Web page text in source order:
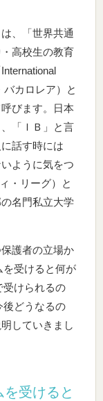
、「世界共通
高校生の教育
カロレア）と
びます。日本
「ＩＢ」と言
話す時には
ように気をつ
・リーグ）と
名門私立大学
護者の立場か
を受けると何が
受けられるの
後どうなるの
していきまし
を受けると